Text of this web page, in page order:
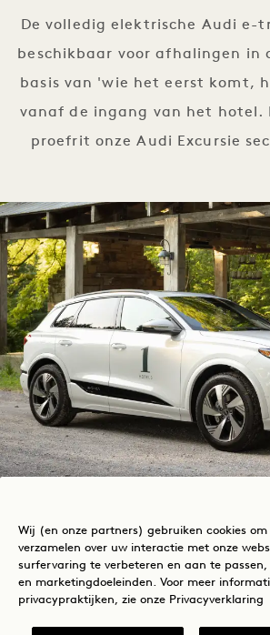
De volledig elektrische Audi e-
beschikbaar voor afhalingen in
basis van 'wie het eerst komt,
vanaf de ingang van het hotel.
proefrit onze Audi Excursie
TAGLINE
REIZEN MET ZORG
AUDI EXCURSIES
Wij (en onze partners) gebruiken cookies
verzamelen over uw interactie met onze
surfervaring te verbeteren en aan te passen,
en marketingdoeleinden. Voor meer
privacypraktijken, zie onze Privacyverklaring